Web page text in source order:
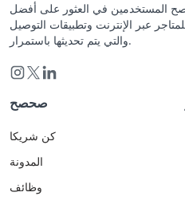
المستخدمين في العثور على أفضل
عبر الإنترنت وتطبيقات التوصيل
والتي يتم تحديثها باستمرار.
صحصح
كن شريكا
المدونة
وظائف